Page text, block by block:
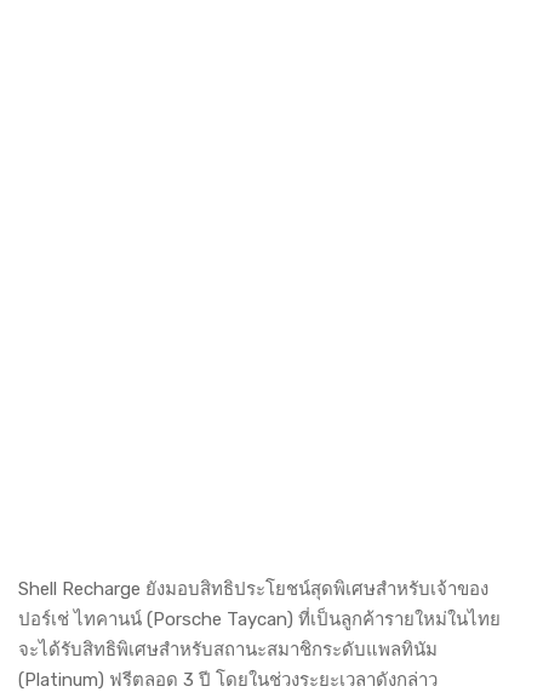
Shell Recharge ยังมอบสิทธิประโยชน์สุดพิเศษสําหรับเจ้าของ
ปอร์เช่ ไทคานน์ (Porsche Taycan) ที่เป็นลูกค้ารายใหม่ในไทย
จะได้รับสิทธิพิเศษสําหรับสถานะสมาชิกระดับแพลทินัม
(Platinum) ฟรีตลอด 3 ปี โดยในช่วงระยะเวลาดังกล่าว